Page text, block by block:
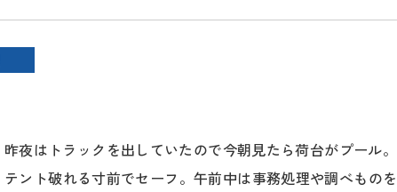
昨夜はトラックを出していたので今朝見たら荷台がプール。
テント破れる寸前でセーフ。午前中は事務処理や調べものを